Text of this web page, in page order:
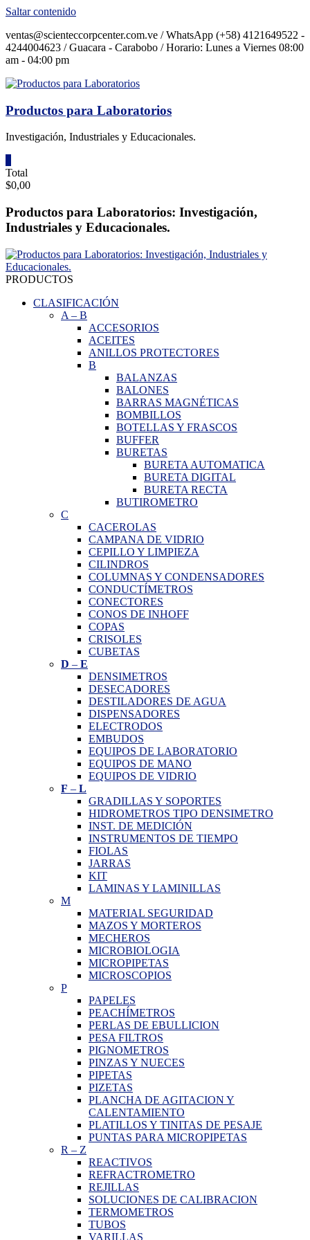
Saltar contenido
ventas@scienteccorpcenter.com.ve / WhatsApp (+58) 4121649522 -
4244004623 / Guacara - Carabobo / Horario: Lunes a Viernes 08:00
am - 04:00 pm
Productos para Laboratorios
Investigación, Industriales y Educacionales.
Total
$0,00
Productos para Laboratorios: Investigación,
Industriales y Educacionales.
PRODUCTOS
CLASIFICACIÓN
A – B
ACCESORIOS
ACEITES
ANILLOS PROTECTORES
B
BALANZAS
BALONES
BARRAS MAGNÉTICAS
BOMBILLOS
BOTELLAS Y FRASCOS
BUFFER
BURETAS
BURETA AUTOMATICA
BURETA DIGITAL
BURETA RECTA
BUTIROMETRO
C
CACEROLAS
CAMPANA DE VIDRIO
CEPILLO Y LIMPIEZA
CILINDROS
COLUMNAS Y CONDENSADORES
CONDUCTÍMETROS
CONECTORES
CONOS DE INHOFF
COPAS
CRISOLES
CUBETAS
D – E
DENSIMETROS
DESECADORES
DESTILADORES DE AGUA
DISPENSADORES
ELECTRODOS
EMBUDOS
EQUIPOS DE LABORATORIO
EQUIPOS DE MANO
EQUIPOS DE VIDRIO
F – L
GRADILLAS Y SOPORTES
HIDROMETROS TIPO DENSIMETRO
INST. DE MEDICIÓN
INSTRUMENTOS DE TIEMPO
FIOLAS
JARRAS
KIT
LAMINAS Y LAMINILLAS
M
MATERIAL SEGURIDAD
MAZOS Y MORTEROS
MECHEROS
MICROBIOLOGIA
MICROPIPETAS
MICROSCOPIOS
P
PAPELES
PEACHÍMETROS
PERLAS DE EBULLICION
PESA FILTROS
PIGNOMETROS
PINZAS Y NUECES
PIPETAS
PIZETAS
PLANCHA DE AGITACION Y
CALENTAMIENTO
PLATILLOS Y TINITAS DE PESAJE
PUNTAS PARA MICROPIPETAS
R – Z
REACTIVOS
REFRACTROMETRO
REJILLAS
SOLUCIONES DE CALIBRACION
TERMOMETROS
TUBOS
VARILLAS